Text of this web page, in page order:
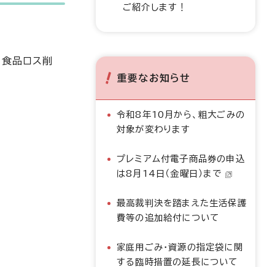
品ロス削
ご紹介します！
重要なお知らせ
令和8年10月から、粗大ごみの
対象が変わります
プレミアム付電子商品券の申込
は8月14日（金曜日）まで
最高裁判決を踏まえた生活保護
費等の追加給付について
家庭用ごみ・資源の指定袋に関
する臨時措置の延長について